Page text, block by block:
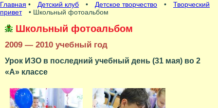
Главная • Детский клуб • Детское творчество •
Творческий
привет
• Школьный фотоальбом
Школьный фотоальбом
2009 — 2010 учебный год
Урок ИЗО в последний учебный день (31 мая) во 2
«А» классе